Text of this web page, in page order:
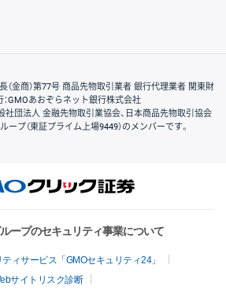
（金商）第77号 商品先物取引業者 銀行代理業者 関東財
：GMOあおぞらネット銀行株式会社
社団法人 金融先物取引業協会、日本商品先物取引協会
プ（東証プライム上場9449）のメンバーです。
ープのセキュリティ事業について
ィサービス「GMOセキュリティ24」
サイトリスク診断